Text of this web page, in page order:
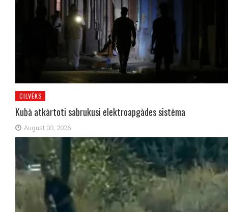
CILVĒKS
Kubā atkārtoti sabrukusi elektroapgādes sistēma
August 03, 2026